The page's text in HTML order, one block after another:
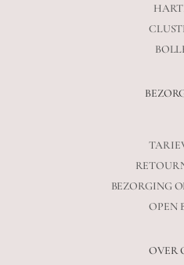
BEZORGING
OPEN
OVER